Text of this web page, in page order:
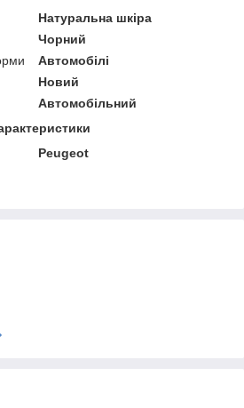
Натуральна шкіра
Чорний
Автомобілі
Новий
Автомобільний
Peugeot